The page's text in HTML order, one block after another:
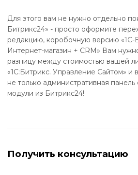
Для этого вам не нужно отдельно
Битрикс24» - просто оформите
редакцию, коробочную версию «1С-
Интернет-магазин + CRM» Вам
разницу между стоимостью вашей
«1С:Битрикс. Управление Сайтом» и
не только административная панель
модули из Битрикс24!
Получить консультацию